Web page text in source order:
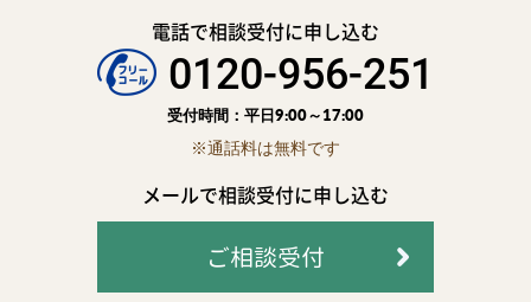
電話で相談受付に申し込む
0120-956-251
受付時間：平日9:00～17:00
※通話料は無料です
メールで相談受付に申し込む
ご相談受付